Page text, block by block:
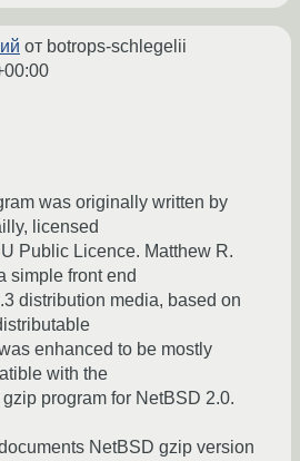
от botrops-schlegelii
was originally written by
licensed
Public Licence. Matthew R.
simple front end
distribution media, based on
enhanced to be mostly
with the
program for NetBSD 2.0.
NetBSD gzip version